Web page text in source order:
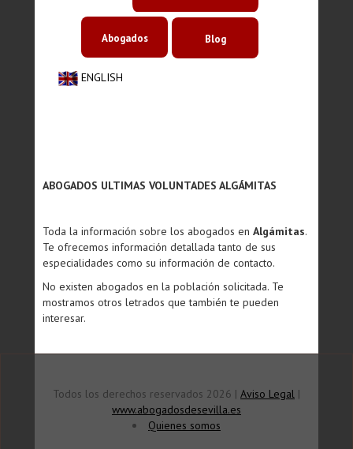
ENGLISH
Abogados Blog
ABOGADOS ULTIMAS VOLUNTADES ALGÁMITAS
Toda la información sobre los abogados en Algámitas.
Te ofrecemos información detallada tanto de sus
especialidades como su información de contacto.
No existen abogados en la población solicitada. Te
mostramos otros letrados que también te pueden
interesar.
Todos los derechos reservados 2026 | Aviso Legal |
www.abogadosdesevilla.es
Quienes somos